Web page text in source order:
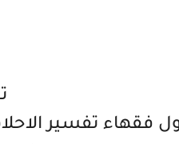
فقهاء تفسير